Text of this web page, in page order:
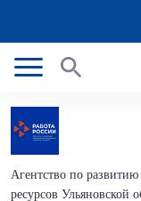
Агентство по развитию
ресурсов Ульяновской